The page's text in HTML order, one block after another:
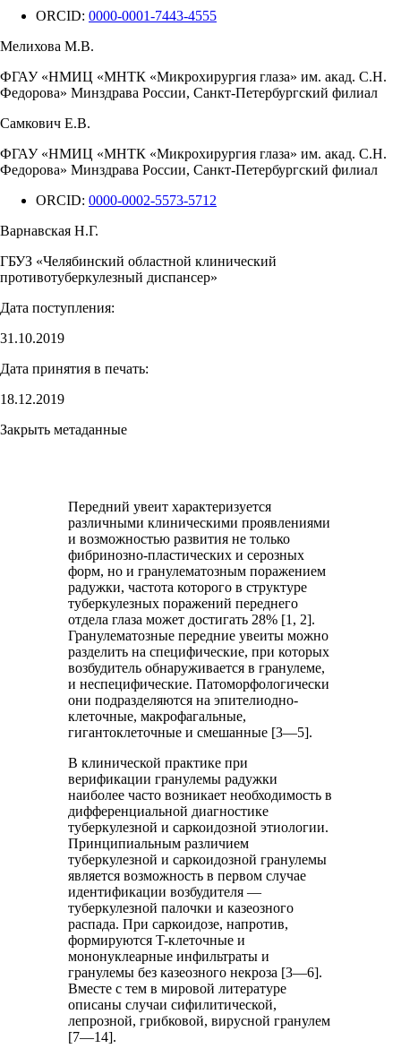
ORCID: 0000-0001-7443-4555
Мелихова М.В.
ФГАУ «НМИЦ «МНТК «Микрохирургия глаза» им. акад. С.Н.
Федорова» Минздрава России, Санкт-Петербургский филиал
Самкович Е.В.
ФГАУ «НМИЦ «МНТК «Микрохирургия глаза» им. акад. С.Н.
Федорова» Минздрава России, Санкт-Петербургский филиал
ORCID: 0000-0002-5573-5712
Варнавская Н.Г.
ГБУЗ «Челябинский областной клинический
противотуберкулезный диспансер»
Дата поступления:
31.10.2019
Дата принятия в печать:
18.12.2019
Закрыть метаданные
Передний увеит характеризуется
различными клиническими проявлениями
и возможностью развития не только
фибринозно-пластических и серозных
форм, но и гранулематозным поражением
радужки, частота которого в структуре
туберкулезных поражений переднего
отдела глаза может достигать 28% [1, 2].
Гранулематозные передние увеиты можно
разделить на специфические, при которых
возбудитель обнаруживается в гранулеме,
и неспецифические. Патоморфологически
они подразделяются на эпителиодно-
клеточные, макрофагальные,
гигантоклеточные и смешанные [3—5].
В клинической практике при
верификации гранулемы радужки
наиболее часто возникает необходимость в
дифференциальной диагностике
туберкулезной и саркоидозной этиологии.
Принципиальным различием
туберкулезной и саркоидозной гранулемы
является возможность в первом случае
идентификации возбудителя —
туберкулезной палочки и казеозного
распада. При саркоидозе, напротив,
формируются T-клеточные и
мононуклеарные инфильтраты и
гранулемы без казеозного некроза [3—6].
Вместе с тем в мировой литературе
описаны случаи сифилитической,
лепрозной, грибковой, вирусной гранулем
[7—14].